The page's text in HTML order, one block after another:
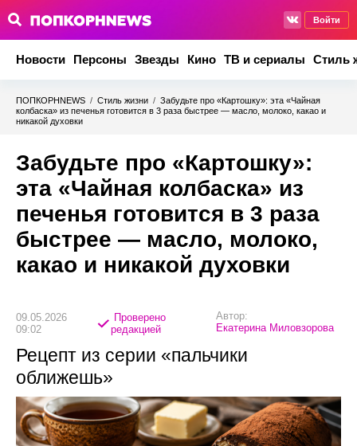
Войти
Новости Персоны Звезды Кино ТВ и сериалы Стиль
ПОПКОРНNEWS / Стиль жизни / Забудьте про «Картошку»: эта «Чайная
колбаска» из печенья готовится в 3 раза быстрее — масло, молоко, какао и
никакой духовки
Забудьте про «Картошку»:
эта «Чайная колбаска» из
печенья готовится в 3 раза
быстрее — масло, молоко,
какао и никакой духовки
09.05.2026
09:02
Проверено
редакцией
Автор:
Екатерина Миловзорова
Рецепт из серии «пальчики
оближешь»